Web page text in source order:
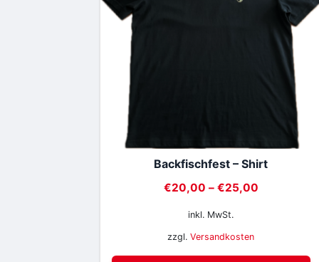
Backfischfest – Shirt
€20,00 – €25,00
inkl. MwSt.
zzgl.Versandkosten